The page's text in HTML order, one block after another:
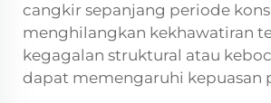
cangkir sepanjang periode
menghilangkan kekhawatiran
kegagalan struktural atau
dapat memengaruhi kepuasan